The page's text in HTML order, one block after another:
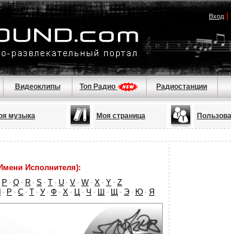
Вход|
Видеоклипы Топ Радио Радиостанции
музыка Моя страница
Исполнителя):
P · Q · R · S · T · U · V · W · X · Y · Z
· Р · С · Т · У · Ф · Х · Ц · Ч · Ш · Щ · Э · Ю · Я